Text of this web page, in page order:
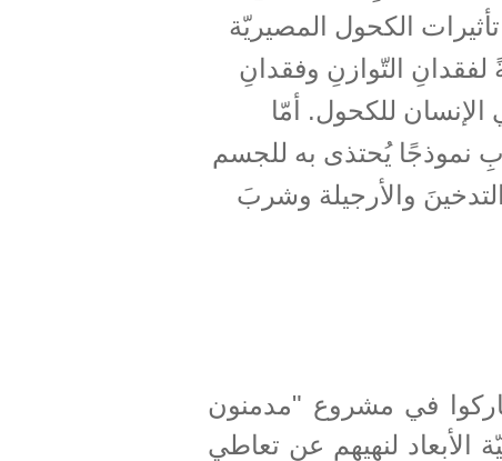
الكحول المصيريّة
التّوازنِ وفقدانِ
للكحول. أمّا
نموذجًا يُحتذى به للجسم
والأرجيلة وشربَ
في مشروع "مدمنون
الأبعاد لنهيهم عن تعاطي